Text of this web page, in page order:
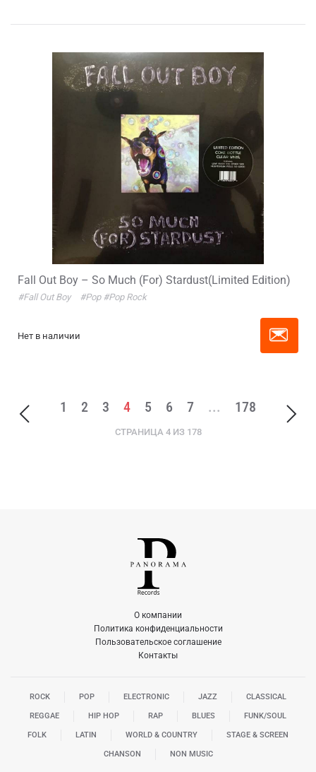
Fall Out Boy – So Much (For) Stardust(Limited Edition)
#Fall Out Boy #Pop #Pop Rock
Нет в наличии
1 2 3 4 5 6 7 ... 178
СТРАНИЦА 4 ИЗ 178
О компании
Политика конфиденциальности
Пользовательское соглашение
Контакты
ROCK POP ELECTRONIC JAZZ CLASSICAL
REGGAE HIP HOP RAP BLUES FUNK/SOUL
FOLK LATIN WORLD & COUNTRY STAGE & SCREEN
CHANSON NON MUSIC